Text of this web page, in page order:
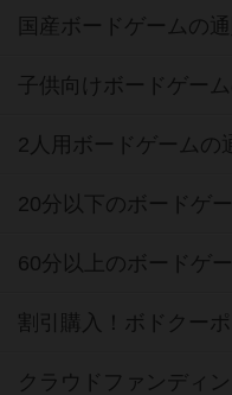
国産ボードゲームの
子供向けボードゲー
2人用ボードゲームの
20分以下のボードゲ
60分以上のボードゲ
割引購入！ボドクー
クラウドファンディ